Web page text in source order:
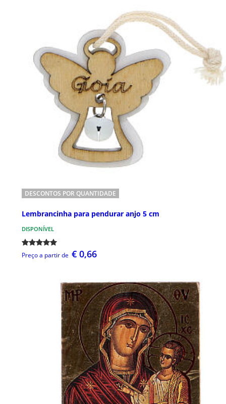
DESCONTOS POR QUANTIDADE
Lembrancinha para pendurar anjo 5 cm
DISPONÍVEL
Preço a partir de € 0,66